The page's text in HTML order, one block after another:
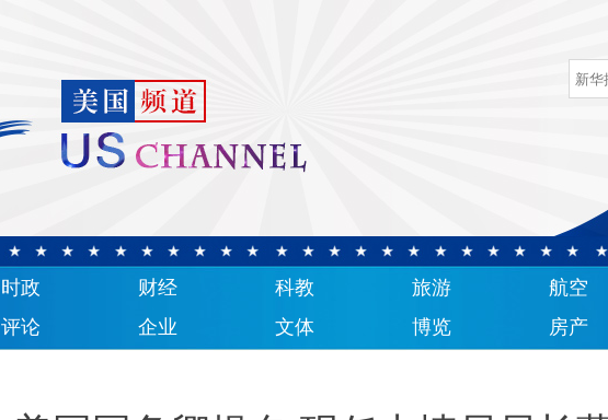
时政 财经 科教 旅游 航空
评论
企业 文体 博览 房产